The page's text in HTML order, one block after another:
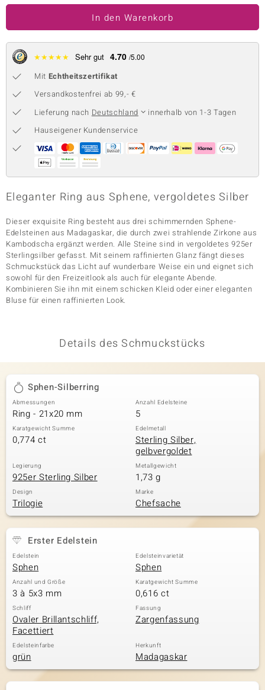
BY DE MELO
Collection
Classics
In den Warenkorb
★★★★★ Sehr gut 4.70 /5.00
Mit Echtheitszertifikat
Versandkostenfrei ab 99,- €
Lieferung nach Deutschland
innerhalb von 1-3 Tagen
Hauseigener Kundenservice
Eleganter Ring aus Sphene, vergoldetes Silber
Dieser exquisite Ring besteht aus drei schimmernden Sphene-
Edelsteinen aus Madagaskar, die durch zwei strahlende Zirkone aus
Kambodscha ergänzt werden. Alle Steine sind in vergoldetes 925er
Sterlingsilber gefasst. Mit seinem raffinierten Glanz fängt dieses
Schmuckstück das Licht auf wunderbare Weise ein und eignet sich
sowohl für den Freizeitlook als auch für elegante Abende.
Kombinieren Sie ihn mit einem schicken Kleid oder einer eleganten
Bluse für einen raffinierten Look.
Details des Schmuckstücks
Sphen-Silberring
Abmessungen
Ring - 21x20 mm
Anzahl Edelsteine
5
Karatgewicht Summe
0,774 ct
Edelmetall
Sterling Silber,
gelbvergoldet
Legierung
925er Sterling Silber
Metallgewicht
1,73 g
Design
Trilogie
Marke
Chefsache
Erster Edelstein
Edelstein
Sphen
Edelsteinvarietät
Sphen
Anzahl und Größe
3 à 5x3 mm
Karatgewicht Summe
0,616 ct
Schliff
Ovaler Brillantschliff,
Facettiert
Fassung
Zargenfassung
Edelsteinfarbe
grün
Herkunft
Madagaskar